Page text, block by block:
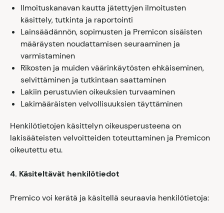
Ilmoituskanavan kautta jätettyjen ilmoitusten
käsittely, tutkinta ja raportointi
Lainsäädännön, sopimusten ja Premicon sisäisten
määräysten noudattamisen seuraaminen ja
varmistaminen
Rikosten ja muiden väärinkäytösten ehkäiseminen,
selvittäminen ja tutkintaan saattaminen
Lakiin perustuvien oikeuksien turvaaminen
Lakimääräisten velvollisuuksien täyttäminen
Henkilötietojen käsittelyn oikeusperusteena on
lakisääteisten velvoitteiden toteuttaminen ja Premicon
oikeutettu etu.
4. Käsiteltävät henkilötiedot
Premico voi kerätä ja käsitellä seuraavia henkilötietoja: